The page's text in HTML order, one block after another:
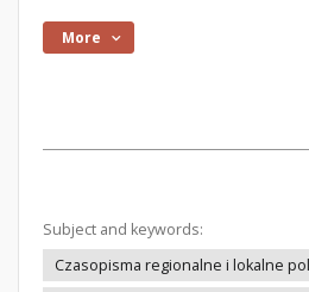
More
Subject and keywords:
Czasopisma regionalne i lokalne